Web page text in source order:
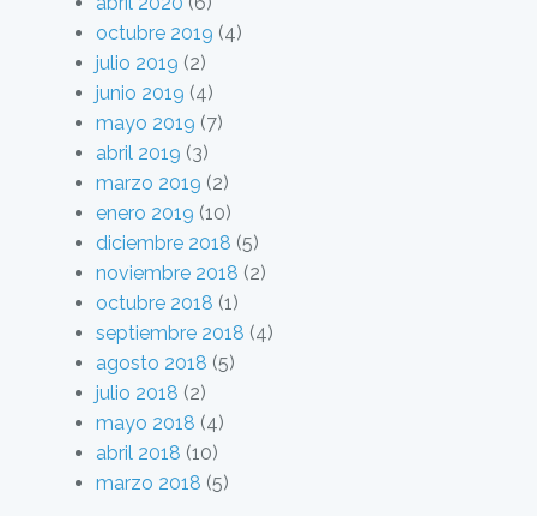
octubre 2019 (4)
julio 2019 (2)
junio 2019 (4)
mayo 2019 (7)
abril 2019 (3)
marzo 2019 (2)
enero 2019 (10)
diciembre 2018 (5)
noviembre 2018 (2)
octubre 2018 (1)
septiembre 2018 (4)
agosto 2018 (5)
julio 2018 (2)
mayo 2018 (4)
abril 2018 (10)
marzo 2018 (5)